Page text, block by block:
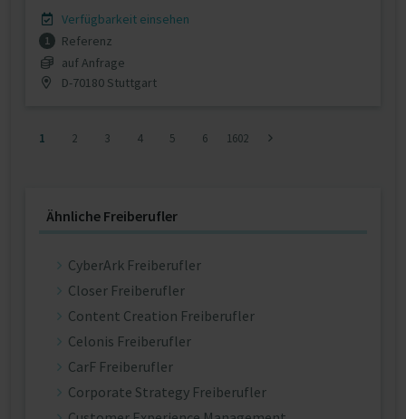
Verfügbarkeit einsehen
1
Referenz
auf Anfrage
D-70180 Stuttgart
1 2 3 4 5 6 1602
Ähnliche Freiberufler
CyberArk Freiberufler
Closer Freiberufler
Content Creation Freiberufler
Celonis Freiberufler
CarF Freiberufler
Corporate Strategy Freiberufler